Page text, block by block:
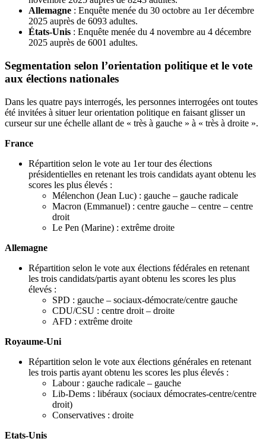
Allemagne : Enquête menée du 30 octobre au 1er décembre
2025 auprès de 6093 adultes.
États-Unis : Enquête menée du 4 novembre au 4 décembre
2025 auprès de 6001 adultes.
Segmentation selon l’orientation politique et le vote
aux élections nationales
Dans les quatre pays interrogés, les personnes interrogées ont toutes
été invitées à situer leur orientation politique en faisant glisser un
curseur sur une échelle allant de « très à gauche » à « très à droite ».
France
Répartition selon le vote au 1er tour des élections
présidentielles en retenant les trois candidats ayant obtenu les
scores les plus élevés :
Mélenchon (Jean Luc) : gauche – gauche radicale
Macron (Emmanuel) : centre gauche – centre – centre
droit
Le Pen (Marine) : extrême droite
Allemagne
Répartition selon le vote aux élections fédérales en retenant
les trois candidats/partis ayant obtenu les scores les plus
élevés :
SPD : gauche – sociaux-démocrate/centre gauche
CDU/CSU : centre droit – droite
AFD : extrême droite
Royaume-Uni
Répartition selon le vote aux élections générales en retenant
les trois partis ayant obtenu les scores les plus élevés :
Labour : gauche radicale – gauche
Lib-Dems : libéraux (sociaux démocrates-centre/centre
droit)
Conservatives : droite
Etats-Unis